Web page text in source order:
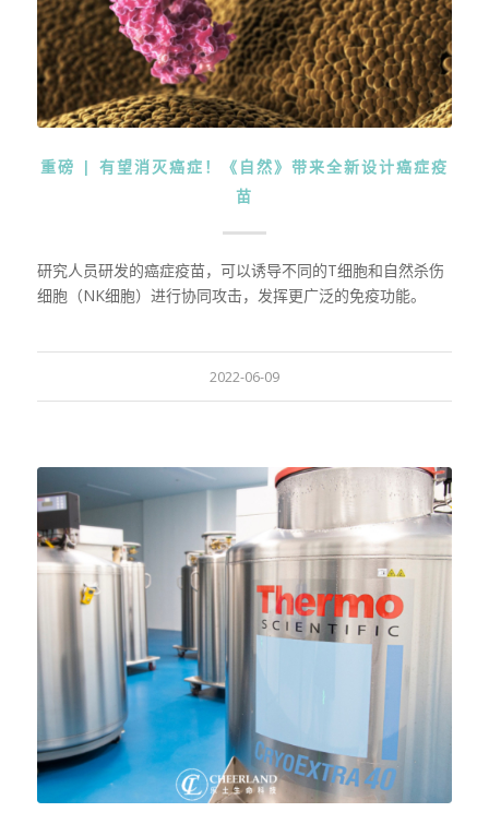
重磅 | 有望消灭癌症！《自然》带来全新设计癌症疫
苗
研究人员研发的癌症疫苗，可以诱导不同的T细胞和自然杀伤
细胞（NK细胞）进行协同攻击，发挥更广泛的免疫功能。
2022-06-09